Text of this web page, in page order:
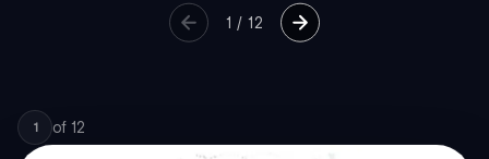
1 / 12
1 of 12